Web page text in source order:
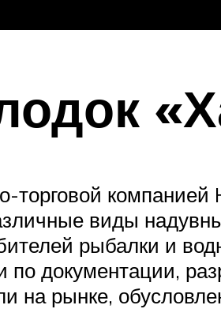
торговой
виды
рыбалки и
документации,
на рынке,